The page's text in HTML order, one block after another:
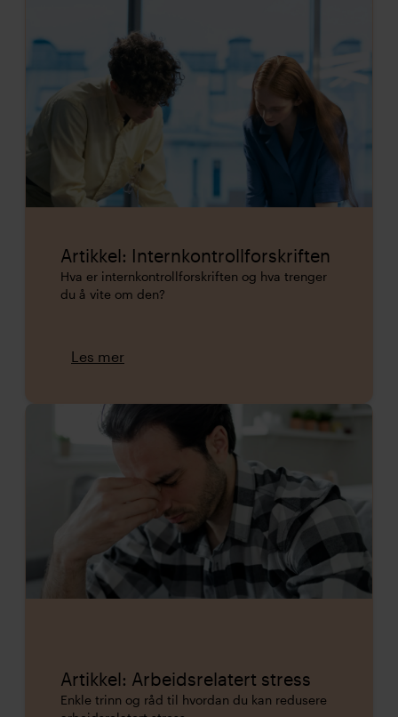
Artikkel: Internkontrollforskriften
Hva er internkontrollforskriften og hva trenger
du å vite om den?
Les mer
Artikkel: Arbeidsrelatert stress
Enkle trinn og råd til hvordan du kan redusere